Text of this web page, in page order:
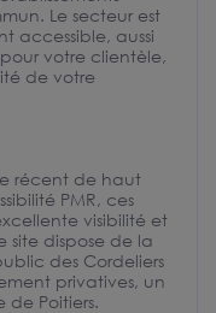
Le secteur est
accessible, aussi
votre clientèle,
de votre
récent de haut
PMR, ces
visibilité et
site dispose de la
des Cordeliers
privatives, un
Poitiers.